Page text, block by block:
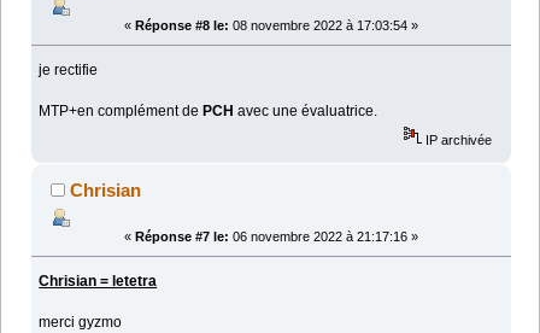
« Réponse #8 le: 08 novembre 2022 à 17:03:54 »
je rectifie
MTP+en complément de PCH avec une évaluatrice.
IP archivée
Chrisian
« Réponse #7 le: 06 novembre 2022 à 21:17:16 »
Chrisian = letetra
merci gyzmo